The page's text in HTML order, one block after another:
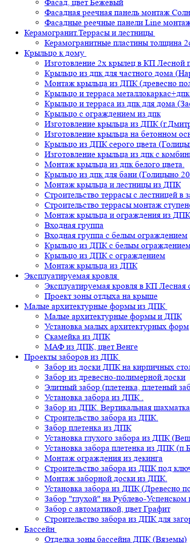
Фасад, цвет Бежевый
Фасадная реечная панель монтаж
Фасадные реечные панели Line
Керамогранит.Террасы и лестницы
Керамогранитные пластины толщина
Крыльцо к дому
Изготовление 2х крылец в КП Лесной
Крыльцо из дпк для частного дома
Монтаж крыльца из ДПК (древесно
Крыльцо и терраса
Крыльцо и терраса из дпк для дома
Крыльцо с ограждением из дпк
Изготовление крыльца из ДПК
Изготовление крыльца на бетонном
Крыльцо из ДПК серого цвета
Изготовление крыльца из дпк с
Монтаж крыльца из дпк белого цвета.
Крыльцо из дпк для бани (Голицыно
Монтаж крыльца и лестницы из ДПК
Строительство террасы с лестницей в
Строительство террасы монтаж
Монтаж крыльца и ограждения из ДПК
Входная группа
Входная группа с белым ограждением
Крыльцо из ДПК с белым
Крыльцо из ДПК с ограждением
Монтаж крыльца из ДПК
Эксплуатируемая кровля
Эксплуатируемая кровля в КП Лесная
Проект зоны отдыха на крыше
Малые архитектурные формы из ДПК
Малые архитектурные формы и ДПК
Установка малых архитектурных форм
Скамейка из ДПК
МАФ из ДПК, цвет Венге
Проекты заборов из ДПК
Забор из доски ДПК на кирпичных
Забор из древесно-полимерной доски
Элитный забор (плетенка, плетеный
Установка забора из ДПК .
Забор из ДПК. Вертикальная
Строительство забора из ДПК.
Забор плетенка из ДПК
Установка глухого забора из ДПК
Установка забора плетенка из ДПК
Монтаж ограждения из декинга
Строительство забора из ДПК под
Монтаж заборной доски из ДПК.
Установка забора из ДПК (Древесно
Забор "глухой" на Рублево-Успенском
Забор с автоматикой, цвет Графит
Строительство забора из ДПК для
Бассейн
Отделка зоны бассейна ДПК (Вяземы)